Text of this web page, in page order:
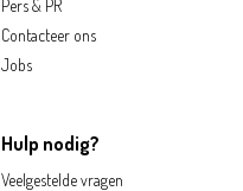
Pers & PR
Contacteer ons
Jobs
Hulp nodig?
Veelgestelde vragen